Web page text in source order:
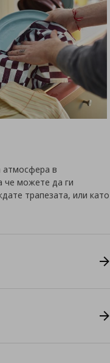
атмосфера в
че можете да ги
трапезата, или като